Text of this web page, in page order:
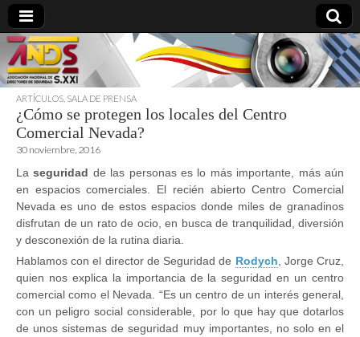
directoresdeseguridad.es
ARTÍCULOS SALA DE PRENSA
¿Cómo se protegen los locales del Centro
Comercial Nevada?
30 noviembre, 2016
Laseguridad de las personas es lo más importante, más aún
en espacios comerciales. El recién abierto Centro Comercial
Nevada es uno de estos espacios donde miles de granadinos
disfrutan de un rato de ocio, en busca de tranquilidad, diversión
y desconexión de la rutina diaria.
Hablamos con el director de Seguridad de Rodych , Jorge Cruz,
quien nos explica la importancia de la seguridad en un centro
comercial como el Nevada. “Es un centro de un interés general,
con un peligro social considerable, por lo que hay que dotarlos
de unos sistemas de seguridad muy importantes, no solo en el